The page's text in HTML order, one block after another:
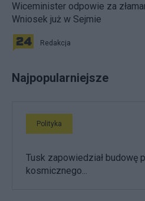
Wiceminister odpowie za
Wniosek już w Sejmie
Redakcja
Najpopularniejsze
Polityka
Tusk zapowiedział budowę
kosmicznego...